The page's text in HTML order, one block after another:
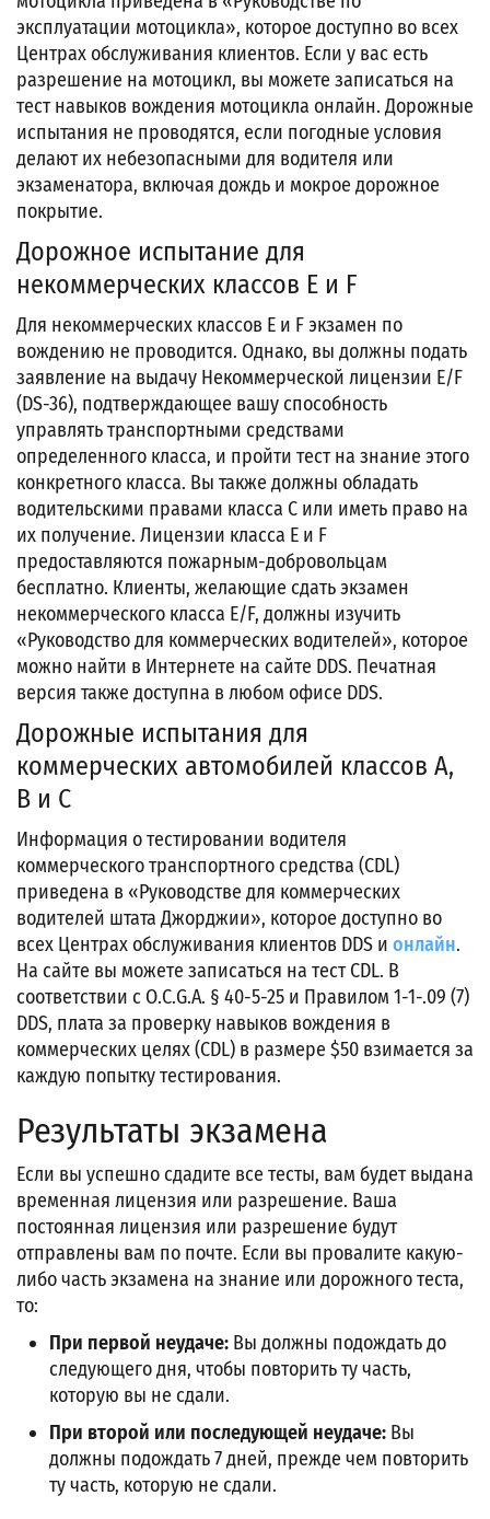
эксплуатации мотоцикла», которое доступно во всех
Центрах обслуживания клиентов. Если у вас есть
разрешение на мотоцикл, вы можете записаться на
тест навыков вождения мотоцикла онлайн. Дорожные
испытания не проводятся, если погодные условия
делают их небезопасными для водителя или
экзаменатора, включая дождь и мокрое дорожное
покрытие.
Дорожное испытание для
некоммерческих классов E и F
Для некоммерческих классов E и F экзамен по
вождению не проводится. Однако, вы должны подать
заявление на выдачу Некоммерческой лицензии E/F
(DS-36), подтверждающее вашу способность
управлять транспортными средствами
определенного класса, и пройти тест на знание этого
конкретного класса. Вы также должны обладать
водительскими правами класса С или иметь право на
их получение. Лицензии класса E и F
предоставляются пожарным-добровольцам
бесплатно. Клиенты, желающие сдать экзамен
некоммерческого класса E/F, должны изучить
«Руководство для коммерческих водителей», которое
можно найти в Интернете на сайте DDS. Печатная
версия также доступна в любом офисе DDS.
Дорожные испытания для
коммерческих автомобилей классов А,
В и С
Информация о тестировании водителя
коммерческого транспортного средства (CDL)
приведена в «Руководстве для коммерческих
водителей штата Джорджии», которое доступно во
всех Центрах обслуживания клиентов DDS и онлайн.
На сайте вы можете записаться на тест CDL. В
соответствии с O.C.G.A. § 40-5-25 и Правилом 1-1-.09 (7)
DDS, плата за проверку навыков вождения в
коммерческих целях (CDL) в размере $50 взимается за
каждую попытку тестирования.
Результаты экзамена
Если вы успешно сдадите все тесты, вам будет выдана
временная лицензия или разрешение. Ваша
постоянная лицензия или разрешение будут
отправлены вам по почте. Если вы провалите какую-
либо часть экзамена на знание или дорожного теста,
то:
При первой неудаче: Вы должны подождать до
следующего дня, чтобы повторить ту часть,
которую вы не сдали.
При второй или последующей неудаче: Вы
должны подождать 7 дней, прежде чем повторить
ту часть, которую не сдали.